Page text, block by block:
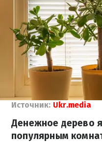
Источник: Ukr.media
Денежное дерево
популярным